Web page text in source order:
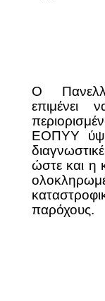
Ο
επιμένει
ΕΟΠΥΥ
ώστε και η
παρόχους.